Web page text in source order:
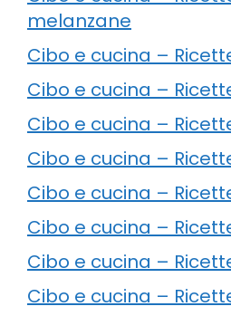
melanzane
Cibo e cucina –
Cibo e cucina –
Cibo e cucina –
Cibo e cucina –
Cibo e cucina –
Cibo e cucina –
Cibo e cucina –
Cibo e cucina –